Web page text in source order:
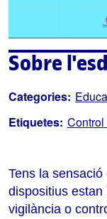
Sobre
Categories:
Etiquetes:
Tens la
dispositius
vigilància o